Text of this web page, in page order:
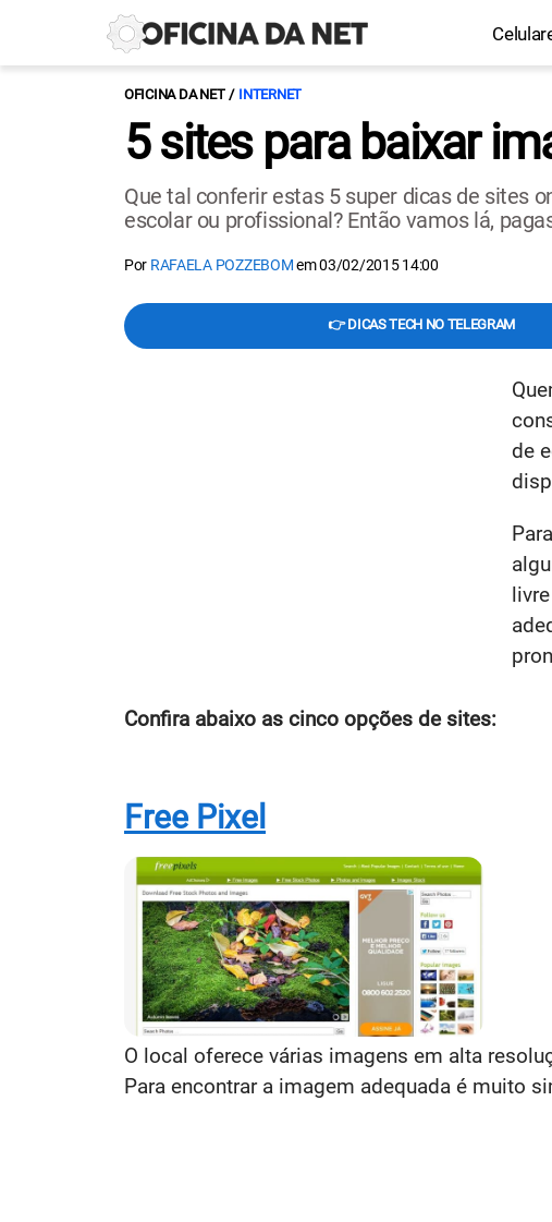
OFICINA DA NET INTERNET
5 sites para baixar
Que tal conferir estas 5 super dicas de sites
escolar ou profissional? Então vamos lá,
Por RAFAELA POZZEBOMem03/02/2015 14:00
👉 DICAS TECH NO TELEGRAM
de
Confira abaixo as cinco opções de sites:
Free Pixel
O local oferece várias imagens em alta
Para encontrar a imagem adequada é muito